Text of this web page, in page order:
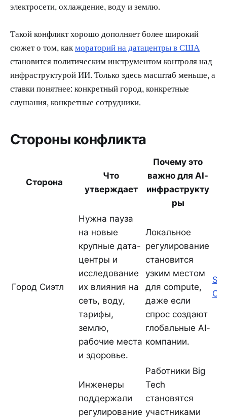
электросети, охлаждение, воду и землю.
Такой конфликт хорошо дополняет более широкий
сюжет о том, какмораторий на датацентры в США
становится политическим инструментом контроля над
инфраструктурой ИИ. Только здесь масштаб меньше, а
ставки понятнее: конкретный город, конкретные
слушания, конкретные сотрудники.
Стороны конфликта
Сторона
Что
утверждает
Почему это
важно для AI-
инфраструкту
ры
Город Сиэтл
Нужна пауза
на новые
крупные дата-
центры и
исследование
их влияния на
сеть, воду,
тарифы,
землю,
рабочие места
и здоровье.
Локальное
регулирование
становится
узким местом
для compute,
даже если
спрос создают
глобальные AI-
компании.
Инженеры
поддержали
регулирование
Работники Big
Tech
становятся
участниками